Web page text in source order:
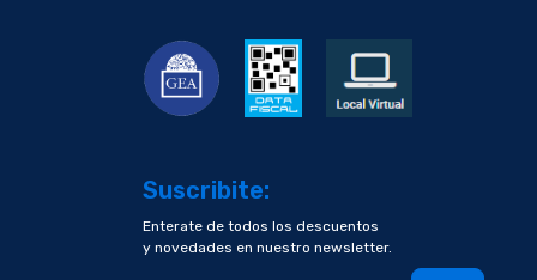
Suscribite:
Enterate de todos los descuentos
y novedades en nuestro newsletter.